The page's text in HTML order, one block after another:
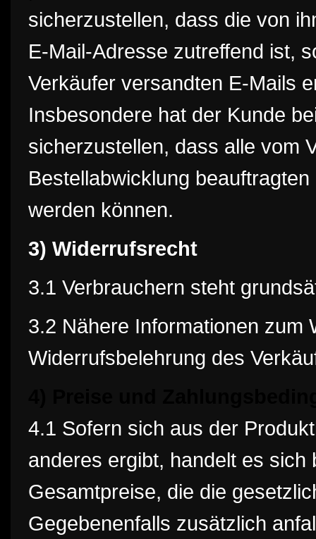
sicherzustellen, dass die von
E-Mail-Adresse zutreffend ist,
Verkäufer versandten E-Mails
Insbesondere hat der Kunde
sicherzustellen, dass alle vom
Bestellabwicklung
werden können.
3) Widerrufsrecht
3.1 Verbrauchern steht
3.2 Nähere Informationen zum
Widerrufsbelehrung des
4.1 Sofern sich aus der
anderes ergibt, handelt es
Gesamtpreise, die die
Gegebenenfalls zusätzlich